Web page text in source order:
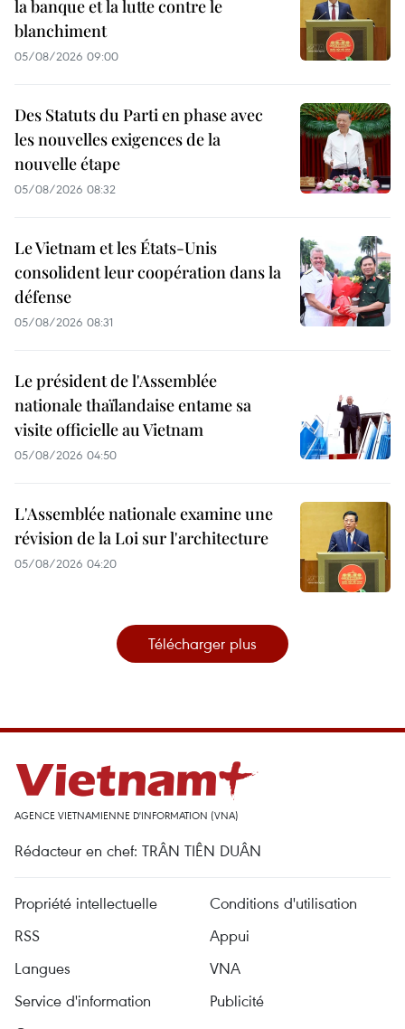
la banque et la lutte contre le
blanchiment
05/08/2026 09:00
Des Statuts du Parti en phase avec
les nouvelles exigences de la
nouvelle étape
05/08/2026 08:32
Le Vietnam et les États-Unis
consolident leur coopération dans la
défense
05/08/2026 08:31
Le président de l'Assemblée
nationale thaïlandaise entame sa
visite officielle au Vietnam
05/08/2026 04:50
L'Assemblée nationale examine une
révision de la Loi sur l'architecture
05/08/2026 04:20
Télécharger plus
AGENCE VIETNAMIENNE D'INFORMATION (VNA)
Rédacteur en chef: TRÂN TIÊN DUÂN
Propriété intellectuelle
Conditions d'utilisation
RSS
Appui
Langues
VNA
Service d'information
Publicité